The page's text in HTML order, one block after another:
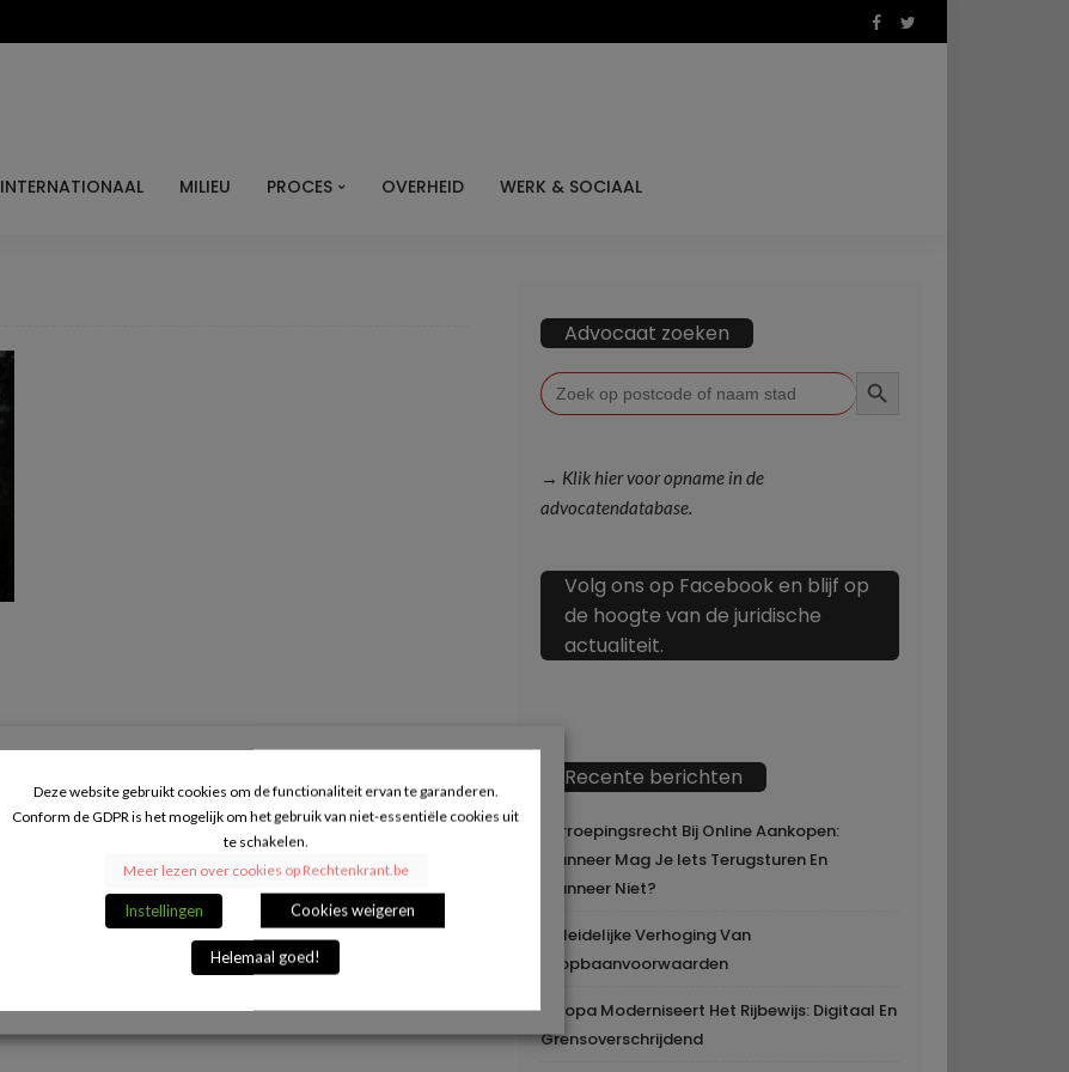
INTERNATIONAAL MILIEU PROCES OVERHEID WERK & SOCIAAL
Advocaat zoeken
Zoek
naar:
→ Klik hier voor opname in de
advocatendatabase.
Volg ons op Facebook en blijf op
de hoogte van de juridische
actualiteit.
Recente berichten
Herroepingsrecht Bij Online Aankopen:
Wanneer Mag Je Iets Terugsturen En
Wanneer Niet?
Geleidelijke Verhoging Van
Loopbaanvoorwaarden
Europa Moderniseert Het Rijbewijs: Digitaal En
Grensoverschrijdend
Deze website gebruikt cookies om de functionaliteit ervan te garanderen.
Conform de GDPR is het mogelijk om het gebruik van niet-essentiële cookies uit
te schakelen.
Meer lezen over cookies op Rechtenkrant.be
Instellingen Cookies weigeren
Helemaal goed!